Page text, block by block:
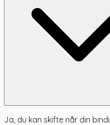
Ja, du kan skifte når din